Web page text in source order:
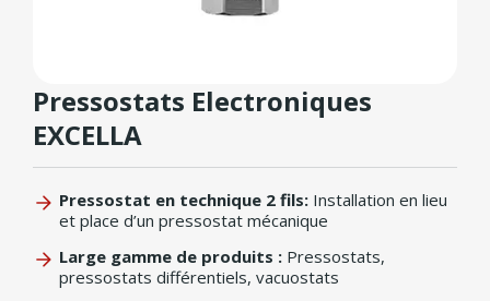
Pressostats Electroniques
EXCELLA
Pressostat en technique 2 fils: Installation en lieu
et place d’un pressostat mécanique
Large gamme de produits : Pressostats,
pressostats différentiels, vacuostats